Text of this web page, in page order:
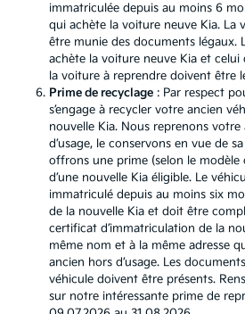
immatriculée depuis au moins 6
qui achète la voiture neuve Kia. La
être munie des documents légaux.
achète la voiture neuve Kia et
la voiture à reprendre doivent être
Prime de recyclage : Par respect
s’engage à recycler votre ancien
nouvelle Kia. Nous reprenons
d’usage, le conservons en vue de
offrons une prime (selon le modèle
d’une nouvelle Kia éligible. Le
immatriculé depuis au moins six
de la nouvelle Kia et doit être
certificat d’immatriculation de la
même nom et à la même adresse
ancien hors d’usage. Les
véhicule doivent être présents.
sur notre intéressante prime de